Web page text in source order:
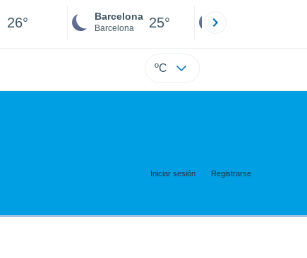
26° Barcelona
Barcelona 25°
ºC
Iniciar sesión Registrarse